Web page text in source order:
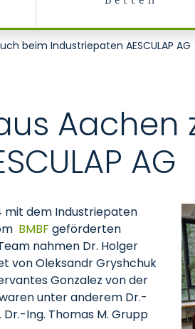
beim Industriepaten AESCULAP AG
Aachen
AG
mit dem Industriepaten
BMBF geförderten
nahmen Dr. Holger
von Oleksandr Gryshchuk
Gonzalez von der
waren unter anderem Dr.-
Ing. Thomas M. Grupp